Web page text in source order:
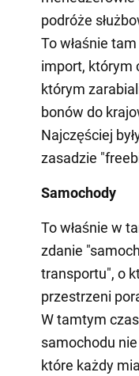
podróże
To właśnie
import, którym
którym
bonów do
Najczęściej
zasadzie
Samochody
To właśnie w
zdanie
transportu", o
przestrzeni
W tamtym
samochodu
które każdy